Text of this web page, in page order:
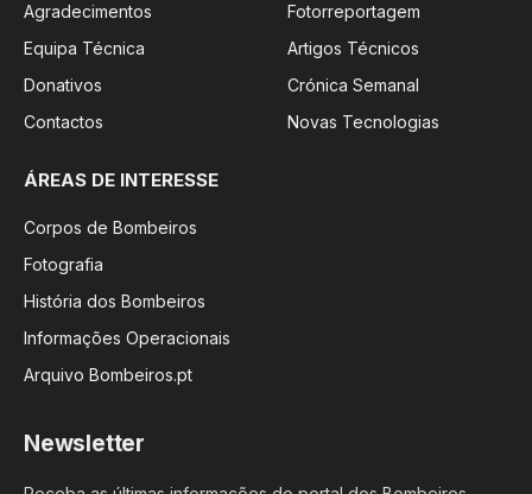
Agradecimentos
Equipa Técnica
Donativos
Contactos
Fotorreportagem
Artigos Técnicos
Crónica Semanal
Novas Tecnologias
ÁREAS DE INTERESSE
Corpos de Bombeiros
Fotografia
História dos Bombeiros
Informações Operacionais
Arquivo Bombeiros.pt
Newsletter